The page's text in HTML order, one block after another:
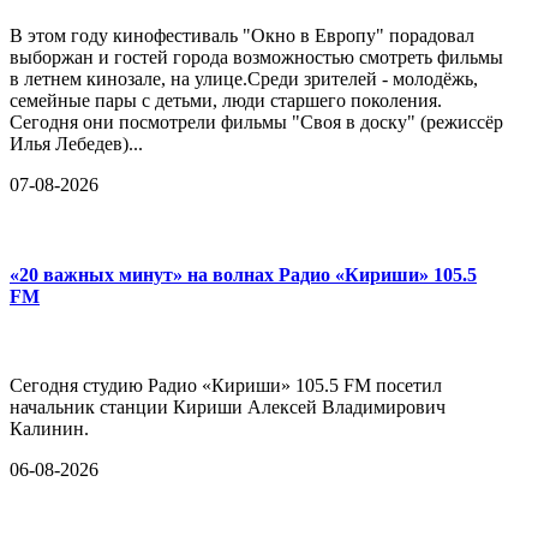
В этом году кинофестиваль "Окно в Европу" порадовал
выборжан и гостей города возможностью смотреть фильмы
в летнем кинозале, на улице.Среди зрителей - молодёжь,
семейные пары с детьми, люди старшего поколения.
Сегодня они посмотрели фильмы "Своя в доску" (режиссёр
Илья Лебедев)...
07-08-2026
«20 важных минут» на волнах Радио «Кириши» 105.5
FM
Сегодня студию Радио «Кириши» 105.5 FM посетил
начальник станции Кириши Алексей Владимирович
Калинин.
06-08-2026